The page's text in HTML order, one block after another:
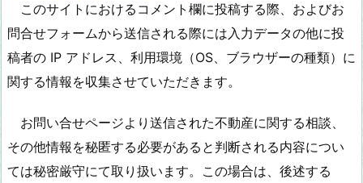
このサイトにおけるコメント欄に投稿する際、およびお
問合せフォームから送信される際には入力データの他に投
稿者の IP アドレス、利用環境（OS、ブラウザーの種類）に
関する情報を収集させていただきます。
お問い合せページより送信された不動産に関する相談、
その他情報を秘匿する必要があると判断される内容につい
ては秘密厳守にて取り扱います。この場合は、後述する